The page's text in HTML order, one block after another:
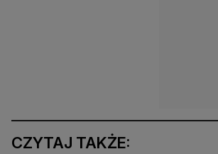
CZYTAJ TAKŻE: